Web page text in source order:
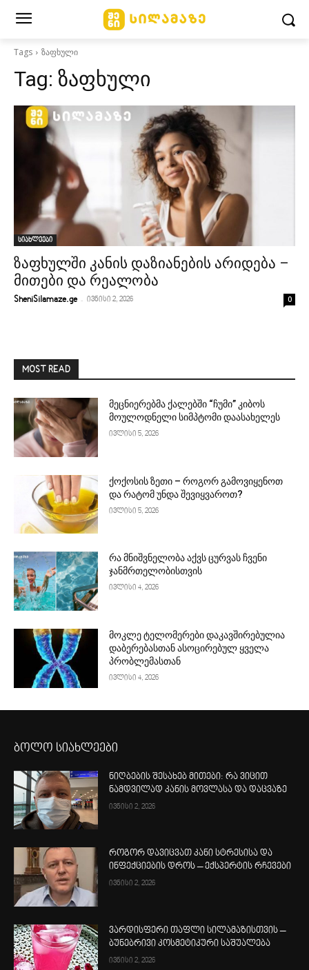
Tags ზაფხული
Tag: ზაფხული
სიახლეები
ზაფხულში კანის დაზიანების არიდება –
მითები და რეალობა
SheniSilamaze.ge - ივნისი 2, 2026 0
MOST READ
მეცნიერებმა ქალებში “ჩუმი” კიბოს
მოულოდნელი სიმპტომი დაასახელეს
ივლისი 5, 2026
ქოქოსის ზეთი – როგორ გამოვიყენოთ
და რატომ უნდა შევიყვაროთ?
ივლისი 5, 2026
რა მნიშვნელობა აქვს ცურვას ჩვენი
ჯანმრთელობისთვის
ივლისი 4, 2026
მოკლე ტელომერები დაკავშირებულია
დაბერებასთან ასოცირებულ ყველა
პრობლემასთან
ივლისი 4, 2026
ბოლო სიახლეები
ნიღბების შესახებ მითები: რა ვიცით
ნამდვილად კანის მოვლასა და დაცვაზე
ივნისი 2, 2026
როგორ დავიცვათ კანი სტრესისა და
ინფექციების დროს – ექსპერტის რჩევები
ივნისი 2, 2026
ვარდისფერი თაფლი სილამაზისთვის –
ბუნებრივი კოსმეტიკური საშუალება
ივნისი 2, 2026